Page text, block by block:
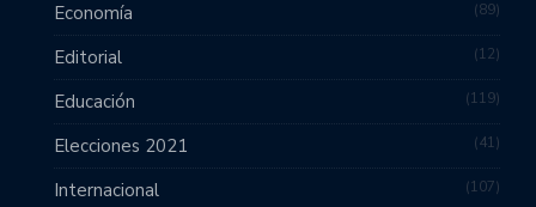
Economía 89
Editorial 12
Educación 119
Elecciones 2021 41
Internacional 107